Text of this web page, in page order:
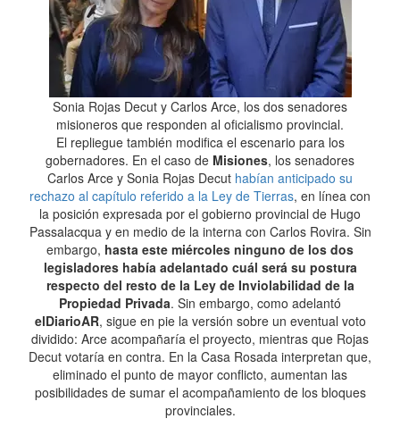
Sonia Rojas Decut y Carlos Arce, los dos senadores
misioneros que responden al oficialismo provincial.
El repliegue también modifica el escenario para los
gobernadores. En el caso de Misiones, los senadores
Carlos Arce y Sonia Rojas Decut habían anticipado su
rechazo al capítulo referido a la Ley de Tierras, en línea con
la posición expresada por el gobierno provincial de Hugo
Passalacqua y en medio de la interna con Carlos Rovira. Sin
embargo, hasta este miércoles ninguno de los dos
legisladores había adelantado cuál será su postura
respecto del resto de la Ley de Inviolabilidad de la
Propiedad Privada. Sin embargo, como adelantó
elDiarioAR, sigue en pie la versión sobre un eventual voto
dividido: Arce acompañaría el proyecto, mientras que Rojas
Decut votaría en contra. En la Casa Rosada interpretan que,
eliminado el punto de mayor conflicto, aumentan las
posibilidades de sumar el acompañamiento de los bloques
provinciales.